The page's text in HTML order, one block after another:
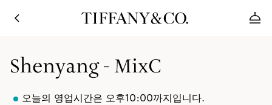
Shenyang - MixC
오늘의 영업시간은 오후10:00까지입니다.